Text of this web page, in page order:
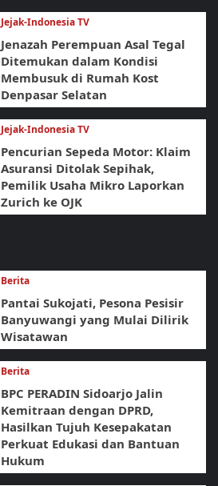
Jejak-Indonesia TV
Jenazah Perempuan Asal Tegal
Ditemukan dalam Kondisi
Membusuk di Rumah Kost
Denpasar Selatan
Jejak-Indonesia TV
Pencurian Sepeda Motor: Klaim
Asuransi Ditolak Sepihak,
Pemilik Usaha Mikro Laporkan
Zurich ke OJK
Berita
Pantai Sukojati, Pesona Pesisir
Banyuwangi yang Mulai Dilirik
Wisatawan
Berita
BPC PERADIN Sidoarjo Jalin
Kemitraan dengan DPRD,
Hasilkan Tujuh Kesepakatan
Perkuat Edukasi dan Bantuan
Hukum